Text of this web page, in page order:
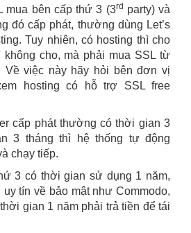
mua bên cấp thứ 3 (3rd party) và
đó cấp phát, thường dùng Let’s
Tuy nhiên, có hosting thì cho
không cho, mà phải mua SSL từ
Về việc này hãy hỏi bên đơn vị
hosting có hỗ trợ SSL free
cấp phát thường có thời gian 3
3 tháng thì hệ thống tự động
chạy tiếp.
3 có thời gian sử dụng 1 năm,
tín về bảo mật như Commodo,
gian 1 năm phải trả tiền để tái